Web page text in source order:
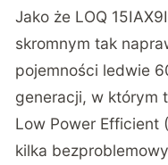
Jako że LOQ
skromnym tak
pojemności ledwie
generacji, w którym
Low Power Efficient
kilka